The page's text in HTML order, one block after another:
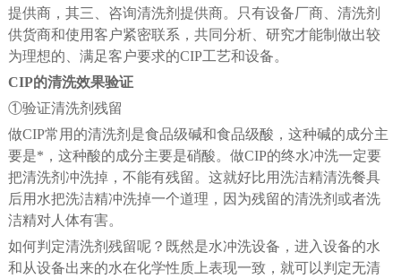
提供商，其三、咨询清洗剂提供商。只有设备厂商、清洗剂
供货商和使用客户紧密联系，共同分析、研究才能制做出较
为理想的、满足客户要求的CIP工艺和设备。
CIP的清洗效果验证
①验证清洗剂残留
做CIP常用的清洗剂是食品级碱和食品级酸，这种碱的成分主
要是*，这种酸的成分主要是硝酸。做CIP的终水冲洗一定要
把清洗剂冲洗掉，不能有残留。这就好比用洗洁精清洗餐具
后用水把洗洁精冲洗掉一个道理，因为残留的清洗剂或者洗
洁精对人体有害。
如何判定清洗剂残留呢？既然是水冲洗设备，进入设备的水
和从设备出来的水在化学性质上表现一致，就可以判定无清